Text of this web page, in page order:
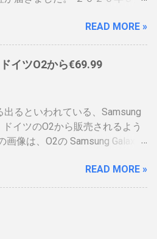
た。 制度見直しについて：
siensi/kaisei.html 情報
ていないので、情報共有です。
て車の免許証みたい。いや保険
が変わるらしい。（ゴールドと
みたい）、でもこれって、せっ
のに、今のデジタル庁云々の話
い命なのではないかなと思った
カードの色について：
siensi/toberiss/index.
、公開番号なので大丈夫で
READ MORE »
イツO2から€69.99
出るといわれている、Samsung
ドイツのO2から販売されるよう
画像は、O2の Samsung Galaxy
書いてあるのかわかりません。
ートに入れる動作をしてみまし
。 現状では、Android端末はHTC
売出ていません。従ってサムソ
READ MORE »